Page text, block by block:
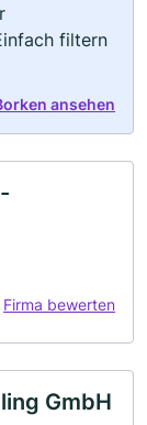
filtern
ansehen
Firma bewerten
GmbH